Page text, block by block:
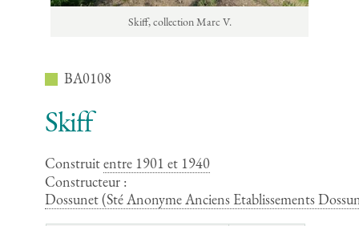
Skiff, collection Marc V.
BA0108
Skiff
Construitentre 1901 et 1940
Constructeur :
Dossunet (Sté Anonyme Anciens Etablissements